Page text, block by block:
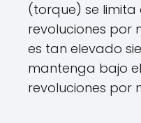
(torque) se limita
revoluciones por
es tan elevado
mantenga bajo
revoluciones por